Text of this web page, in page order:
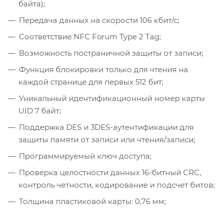
байта);
Передача данных на скорости 106 кбит/с;
Соответствие NFC Forum Type 2 Tag;
Возможность постраничной защиты от записи;
Функция блокировки только для чтения на
каждой странице для первых 512 бит;
Уникальный идентификационный номер карты
UID 7 байт;
Поддержка DES и 3DES-аутентификации для
защиты памяти от записи или чтения/записи;
Программируемый ключ доступа;
Проверка целостности данных 16-битный CRC,
контроль четности, кодирование и подсчет битов;
Толщина пластиковой карты: 0,76 мм;